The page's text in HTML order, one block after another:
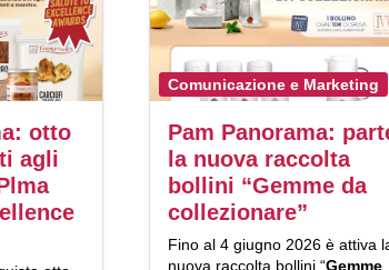
otto
agli
Comunicazione e Marketing
Pam Panorama:
la nuova raccolta
bollini “Gemme da
collezionare”
Fino al 4 giugno 2026 è attiva
nuova raccolta bollini “Gemme